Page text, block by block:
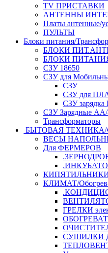
TV ПРИСТАВКИ
АНТЕННЫ
Платы антенные/
ПУЛЬТЫ
Блоки питания/
БЛОКИ
БЛОКИ
СЗУ 18650
СЗУ для
СЗУ
СЗУ для
СЗУ зарядка
СЗУ Зарядные АА/
Трансформаторы
БЫТОВАЯ ТЕХНИКА/
ВЕСЫ
Для ФЕРМЕРОВ
КЛИМАТ/
ГРЕЛКИ
СУШИЛКИ